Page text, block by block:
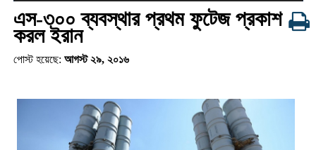
এস-৩০০ ব্যবস্থার প্রথম ফুটেজ প্রকাশ
করল ইরান
পোস্ট হয়েছে: আগস্ট ২৯, ২০১৬